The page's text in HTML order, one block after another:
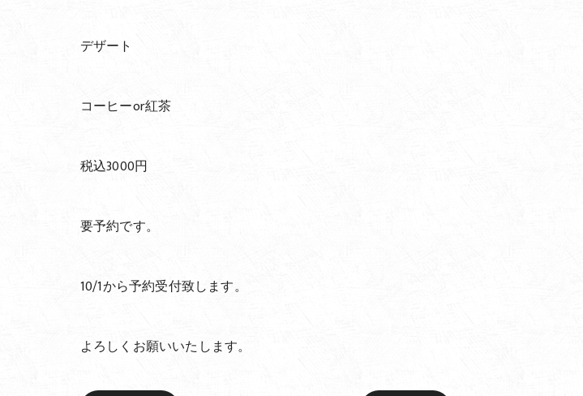
デザート
コーヒーor紅茶
税込3000円
要予約です。
10/1から予約受付致します。
よろしくお願いいたします。